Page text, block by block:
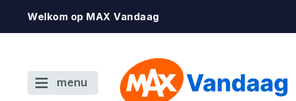
Welkom op MAX Vandaag
menu